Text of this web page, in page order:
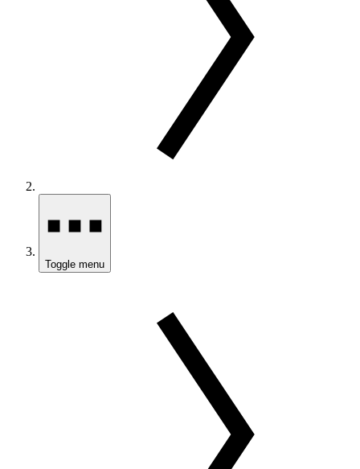
Toggle menu